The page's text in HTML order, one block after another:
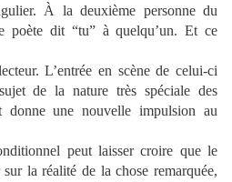
À la deuxième personne du
poète dit “tu” à quelqu’un. Et ce
L’entrée en scène de celui-ci
de la nature très spéciale des
donne une nouvelle impulsion au
peut laisser croire que le
la réalité de la chose remarquée,